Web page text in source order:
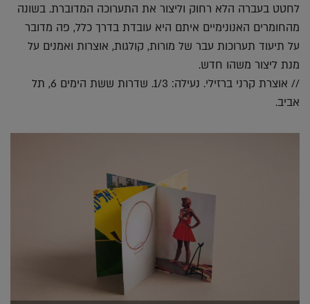
לחטט בעברה הלא רחוק וליצור את התערוכה המדוברת. בשונה
מהחומרים האנונימיים איתם היא עובדת בדרך כלל, פה מדובר
על תיעוד תערוכות עבר של מורות, קולגות, אוצרות ואמנים על
מנת ליצור משהו חדש.
// אוצרת קרני ברזילי. נעילה: 1/3. שדרות ששת הימים 6, תל
אביב.